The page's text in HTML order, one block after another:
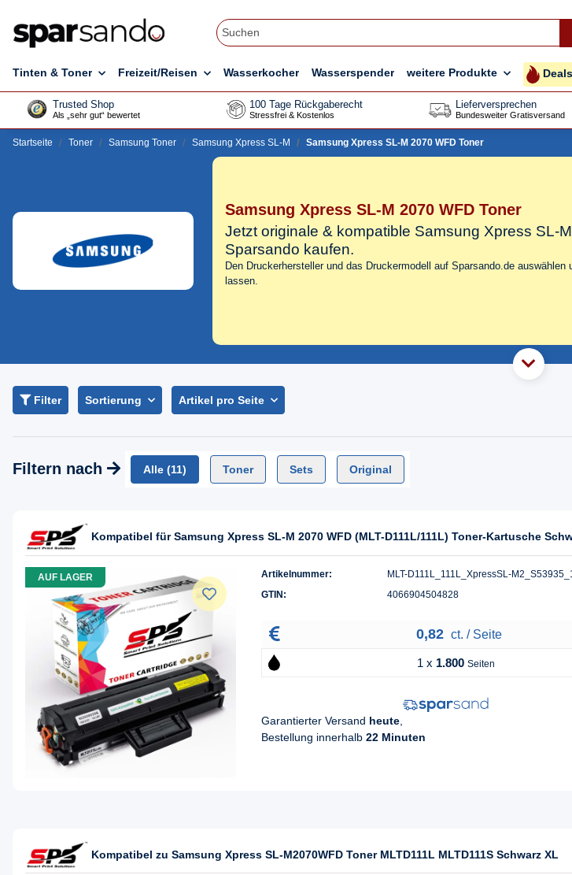
Tinten & Toner Freizeit/Reisen Wasserkocher Wasserspender weitere Produkte Deals
Trusted Shop
Als „sehr gut“ bewertet
100 Tage Rückgaberecht
Stressfrei & Kostenlos
Lieferversprechen
Bundesweiter Gratisversand
Startseite Toner Samsung Toner Samsung Xpress SL-M Samsung Xpress SL-M 2070 WFD Toner
Samsung Xpress SL-M 2070 WFD Toner
Jetzt originale & kompatible Samsung Xpress SL-
Sparsando kaufen.
Den Druckerhersteller und das Druckermodell auf Sparsando.de
lassen.
Filter Sortierung Artikel pro Seite
Filtern nach Alle (11) Toner Sets Original
Kompatibel für Samsung Xpress SL-M 2070 WFD (MLT-D111L/111L) Toner-Kartusche
AUF LAGER Artikelnummer:
MLT-D111L_111L_XpressSL-
GTIN:
4066904504828
0,82 ct. / Seite
1 x 1.800 Seiten
Garantierter Versand heute
Bestellung innerhalb 22 Minuten
Kompatibel zu Samsung Xpress SL-M2070WFD Toner MLTD111L MLTD111S Schwarz XL